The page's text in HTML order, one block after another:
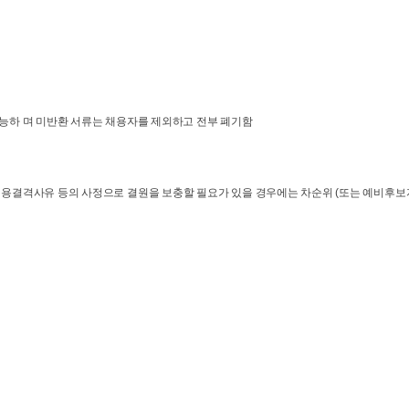
하 며 미반환 서류는 채용자를 제외하고 전부 폐기함
결격사유 등의 사정으로 결원을 보충할 필요가 있을 경우에는 차순위 (또는 예비후